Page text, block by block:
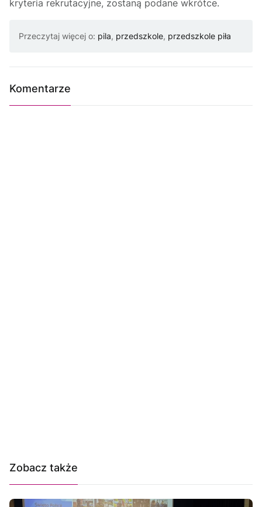
kryteria rekrutacyjne, zostaną podane wkrótce.
Przeczytaj więcej o: pila, przedszkole, przedszkole piła
Komentarze
Zobacz także